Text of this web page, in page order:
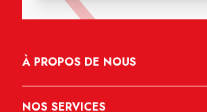
À PROPOS DE NOUS
NOS SERVICES